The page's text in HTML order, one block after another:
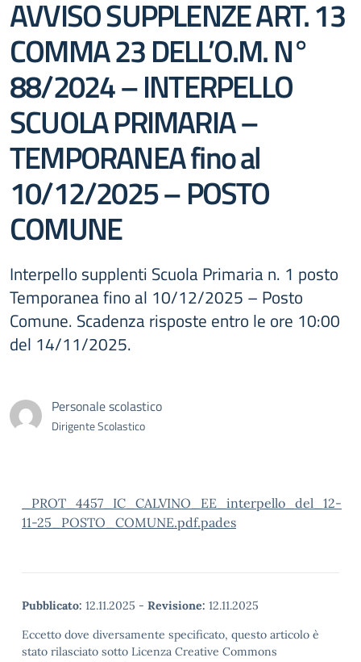
AVVISO SUPPLENZE ART. 13
COMMA 23 DELL’O.M. N°
88/2024 – INTERPELLO
SCUOLA PRIMARIA –
TEMPORANEA fino al
10/12/2025 – POSTO
COMUNE
Interpello supplenti Scuola Primaria n. 1 posto
Temporanea fino al 10/12/2025 – Posto
Comune. Scadenza risposte entro le ore 10:00
del 14/11/2025.
Personale scolastico
Dirigente Scolastico
_PROT_4457_IC_CALVINO_EE_interpello_del_12-
11-25_POSTO_COMUNE.pdf.pades
Pubblicato: 12.11.2025 - Revisione: 12.11.2025
Eccetto dove diversamente specificato, questo articolo è
stato rilasciato sotto Licenza Creative Commons